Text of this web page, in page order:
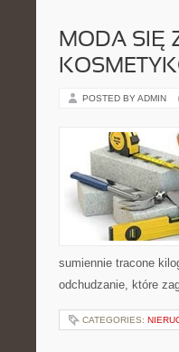
MODA SIĘ
POSTED BY ADMIN
sumiennie tracone
odchudzanie, które
CATEGORIES: